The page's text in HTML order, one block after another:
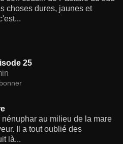
choses dures, jaunes et
25
au milieu de la mare
Il a tout oublié des
là...